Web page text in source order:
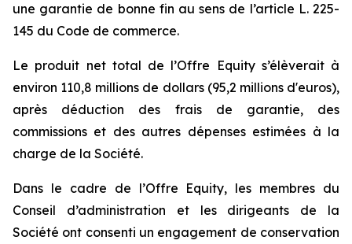
une garantie de bonne fin au sens de l’article L. 225-
145 du Code de commerce.
Le produit net total de l’Offre Equity s’élèverait à
environ 110,8 millions de dollars (95,2 millions d'euros),
après déduction des frais de garantie, des
commissions et des autres dépenses estimées à la
charge de la Société.
Dans le cadre de l’Offre Equity, les membres du
Conseil d’administration et les dirigeants de la
Société ont consenti un engagement de conservation